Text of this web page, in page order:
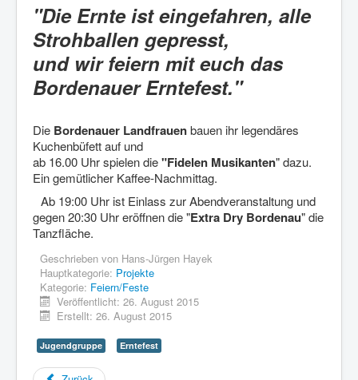
"Die Ernte ist eingefahren, alle
Strohballen gepresst,
und wir feiern mit euch das
Bordenauer Erntefest."
Die Bordenauer Landfrauenbauen ihr legendäres
Kuchenbüfett auf und
ab 16.00 Uhr spielen die"Fidelen Musikanten" dazu.
Ein gemütlicher Kaffee-Nachmittag.
Ab 19:00 Uhr ist Einlass zur Abendveranstaltung und
gegen 20:30 Uhr eröffnen die "Extra Dry Bordenau" die
Tanzfläche.
Geschrieben von Hans-Jürgen Hayek
Hauptkategorie: Projekte
Kategorie: Feiern/Feste
Veröffentlicht: 26. August 2015
Erstellt: 26. August 2015
Jugendgruppe Erntefest